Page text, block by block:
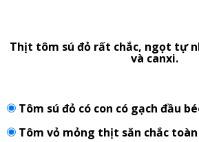
Thịt tôm sú đỏ rất chắc, ngọt tự
và canxi.
Tôm sú đỏ có con có gạch đầu
Tôm vỏ mỏng thịt săn chắc